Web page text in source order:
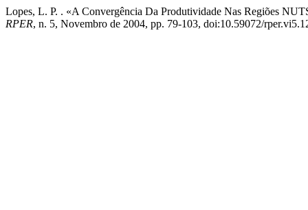
Lopes, L. P. . «A Convergência Da Produtividade Nas Regiões
RPER, n. 5, Novembro de 2004, pp. 79-103, doi:10.59072/